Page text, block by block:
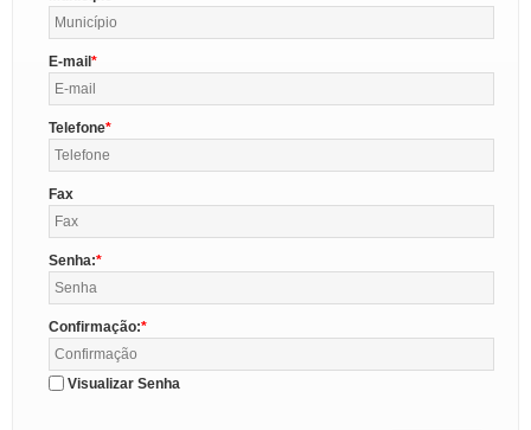
E-mail
Telefone
Fax
Senha:
Confirmação:
Visualizar Senha